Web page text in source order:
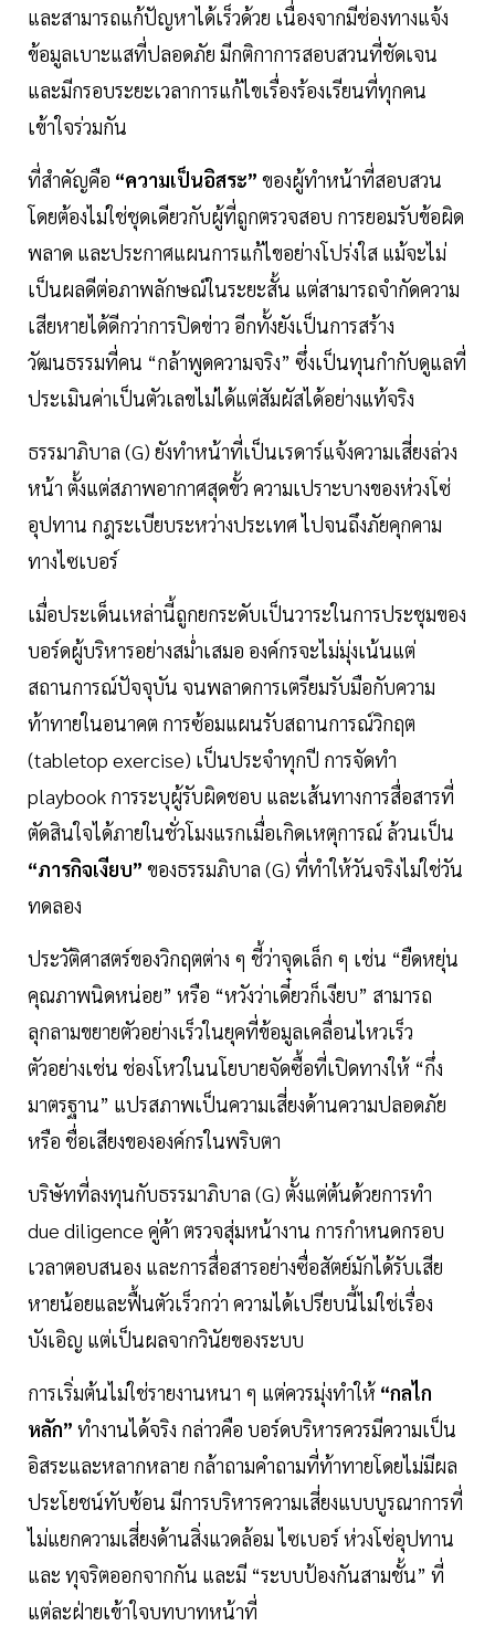
และสามารถแก้ปัญหาได้เร็วด้วย เนื่องจากมีช่องทางแจ้ง
ข้อมูลเบาะแสที่ปลอดภัย มีกติกาการสอบสวนที่ชัดเจน
และมีกรอบระยะเวลาการแก้ไขเรื่องร้องเรียนที่ทุกคน
เข้าใจร่วมกัน
ที่สำคัญคือ “ความเป็นอิสระ” ของผู้ทำหน้าที่สอบสวน
โดยต้องไม่ใช่ชุดเดียวกับผู้ที่ถูกตรวจสอบ การยอมรับข้อผิด
พลาด และประกาศแผนการแก้ไขอย่างโปร่งใส แม้จะไม่
เป็นผลดีต่อภาพลักษณ์ในระยะสั้น แต่สามารถจำกัดความ
เสียหายได้ดีกว่าการปิดข่าว อีกทั้งยังเป็นการสร้าง
วัฒนธรรมที่คน “กล้าพูดความจริง” ซึ่งเป็นทุนกำกับดูแลที่
ประเมินค่าเป็นตัวเลขไม่ได้แต่สัมผัสได้อย่างแท้จริง
ธรรมาภิบาล (G) ยังทำหน้าที่เป็นเรดาร์แจ้งความเสี่ยงล่วง
หน้า ตั้งแต่สภาพอากาศสุดขั้ว ความเปราะบางของห่วงโซ่
อุปทาน กฎระเบียบระหว่างประเทศ ไปจนถึงภัยคุกคาม
ทางไซเบอร์
เมื่อประเด็นเหล่านี้ถูกยกระดับเป็นวาระในการประชุมของ
บอร์ดผู้บริหารอย่างสม่ำเสมอ องค์กรจะไม่มุ่งเน้นแต่
สถานการณ์ปัจจุบัน จนพลาดการเตรียมรับมือกับความ
ท้าทายในอนาคต การซ้อมแผนรับสถานการณ์วิกฤต
(tabletop exercise) เป็นประจำทุกปี การจัดทำ
playbook การระบุผู้รับผิดชอบ และเส้นทางการสื่อสารที่
ตัดสินใจได้ภายในชั่วโมงแรกเมื่อเกิดเหตุการณ์ ล้วนเป็น
“ภารกิจเงียบ” ของธรรมภิบาล (G) ที่ทำให้วันจริงไม่ใช่วัน
ทดลอง
ประวัติศาสตร์ของวิกฤตต่าง ๆ ชี้ว่าจุดเล็ก ๆ เช่น “ยืดหยุ่น
คุณภาพนิดหน่อย” หรือ “หวังว่าเดี๋ยวก็เงียบ” สามารถ
ลุกลามขยายตัวอย่างเร็วในยุคที่ข้อมูลเคลื่อนไหวเร็ว
ตัวอย่างเช่น ช่องโหว่ในนโยบายจัดซื้อที่เปิดทางให้ “กึ่ง
มาตรฐาน” แปรสภาพเป็นความเสี่ยงด้านความปลอดภัย
หรือ ชื่อเสียงขององค์กรในพริบตา
บริษัทที่ลงทุนกับธรรมาภิบาล (G) ตั้งแต่ต้นด้วยการทำ
due diligence คู่ค้า ตรวจสุ่มหน้างาน การกำหนดกรอบ
เวลาตอบสนอง และการสื่อสารอย่างซื่อสัตย์มักได้รับเสีย
หายน้อยและฟื้นตัวเร็วกว่า ความได้เปรียบนี้ไม่ใช่เรื่อง
บังเอิญ แต่เป็นผลจากวินัยของระบบ
การเริ่มต้นไม่ใช่รายงานหนา ๆ แต่ควรมุ่งทำให้ “กลไก
หลัก” ทำงานได้จริง กล่าวคือ บอร์ดบริหารควรมีความเป็น
อิสระและหลากหลาย กล้าถามคำถามที่ท้าทายโดยไม่มีผล
ประโยชน์ทับซ้อน มีการบริหารความเสี่ยงแบบบูรณาการที่
ไม่แยกความเสี่ยงด้านสิ่งแวดล้อม ไซเบอร์ ห่วงโซ่อุปทาน
และ ทุจริตออกจากกัน และมี “ระบบป้องกันสามชั้น” ที่
แต่ละฝ่ายเข้าใจบทบาทหน้าที่